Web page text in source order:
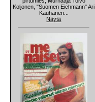
Koljonen, "Suomen Eichmann" Ari
Kauhanen...
Näytä